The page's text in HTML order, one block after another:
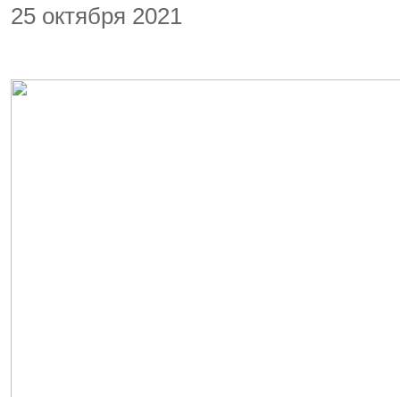
25 октября 2021
cou-